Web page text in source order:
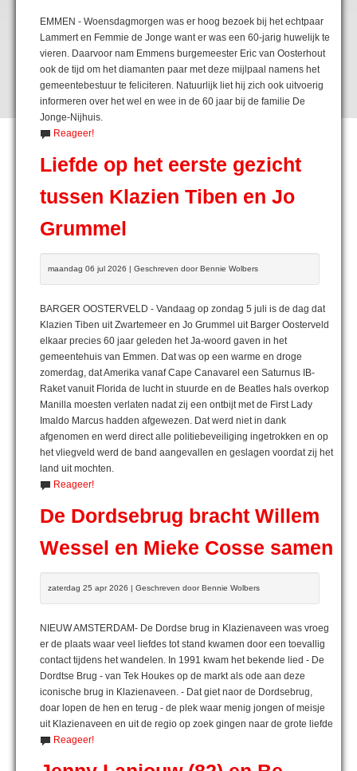
EMMEN - Woensdagmorgen was er hoog bezoek bij het echtpaar
Lammert en Femmie de Jonge want er was een 60-jarig huwelijk te
vieren. Daarvoor nam Emmens burgemeester Eric van Oosterhout
ook de tijd om het diamanten paar met deze mijlpaal namens het
gemeentebestuur te feliciteren. Natuurlijk liet hij zich ook uitvoerig
informeren over het wel en wee in de 60 jaar bij de familie De
Jonge-Nijhuis.
Reageer!
Liefde op het eerste gezicht
tussen Klazien Tiben en Jo
Grummel
maandag 06 jul 2026 | Geschreven door Bennie Wolbers
BARGER OOSTERVELD - Vandaag op zondag 5 juli is de dag dat
Klazien Tiben uit Zwartemeer en Jo Grummel uit Barger Oosterveld
elkaar precies 60 jaar geleden het Ja-woord gaven in het
gemeentehuis van Emmen. Dat was op een warme en droge
zomerdag, dat Amerika vanaf Cape Canavarel een Saturnus IB-
Raket vanuit Florida de lucht in stuurde en de Beatles hals overkop
Manilla moesten verlaten nadat zij een ontbijt met de First Lady
Imaldo Marcus hadden afgewezen. Dat werd niet in dank
afgenomen en werd direct alle politiebeveiliging ingetrokken en op
het vliegveld werd de band aangevallen en geslagen voordat zij het
land uit mochten.
Reageer!
De Dordsebrug bracht Willem
Wessel en Mieke Cosse samen
zaterdag 25 apr 2026 | Geschreven door Bennie Wolbers
NIEUW AMSTERDAM- De Dordse brug in Klazienaveen was vroeg
er de plaats waar veel liefdes tot stand kwamen door een toevallig
contact tijdens het wandelen. In 1991 kwam het bekende lied - De
Dordtse Brug - van Tek Houkes op de markt als ode aan deze
iconische brug in Klazienaveen. - Dat giet naor de Dordsebrug,
doar lopen de hen en terug - de plek waar menig jongen of meisje
uit Klazienaveen en uit de regio op zoek gingen naar de grote liefde
Reageer!